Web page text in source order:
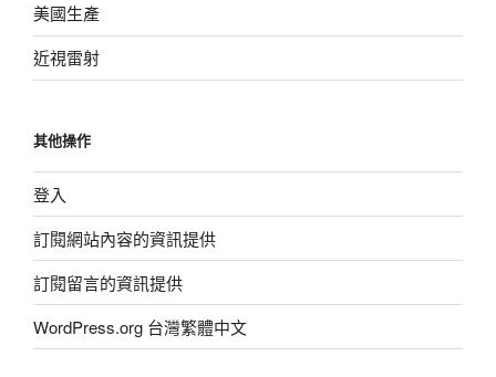
美國生產
近視雷射
其他操作
登入
訂閱網站內容的資訊提供
訂閱留言的資訊提供
WordPress.org 台灣繁體中文